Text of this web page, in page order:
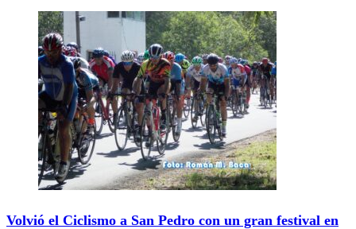
Volvió el Ciclismo a San Pedro con un gran festival en